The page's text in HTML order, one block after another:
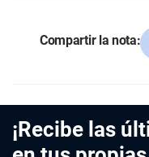
Compartir la nota:
¡Recibe las